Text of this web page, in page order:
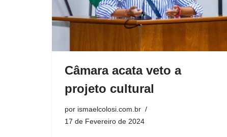
Câmara acata veto a
projeto cultural
por ismaelcolosi.com.br
17 de Fevereiro de 2024